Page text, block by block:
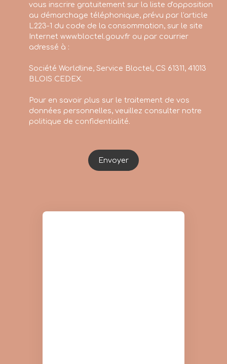
vous inscrire gratuitement sur la liste d'opposition
au démarchage téléphonique, prévu par l'article
L223-1 du code de la consommation, sur le site
Internet www.bloctel.gouv.fr ou par courrier
adressé à :
Société Worldline, Service Bloctel, CS 61311, 41013
BLOIS CEDEX.
Pour en savoir plus sur le traitement de vos
données personnelles, veuillez consulter notre
politique de confidentialité.
Envoyer